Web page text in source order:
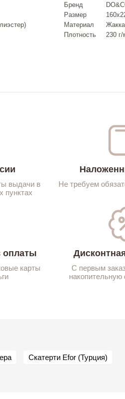
Бренд
Размер
Материал
Плотность
230 г/
выдачи в
пунктах
Не требуем
оплаты
карты
С первым
накопительную
Скатерти Efor (Турция)